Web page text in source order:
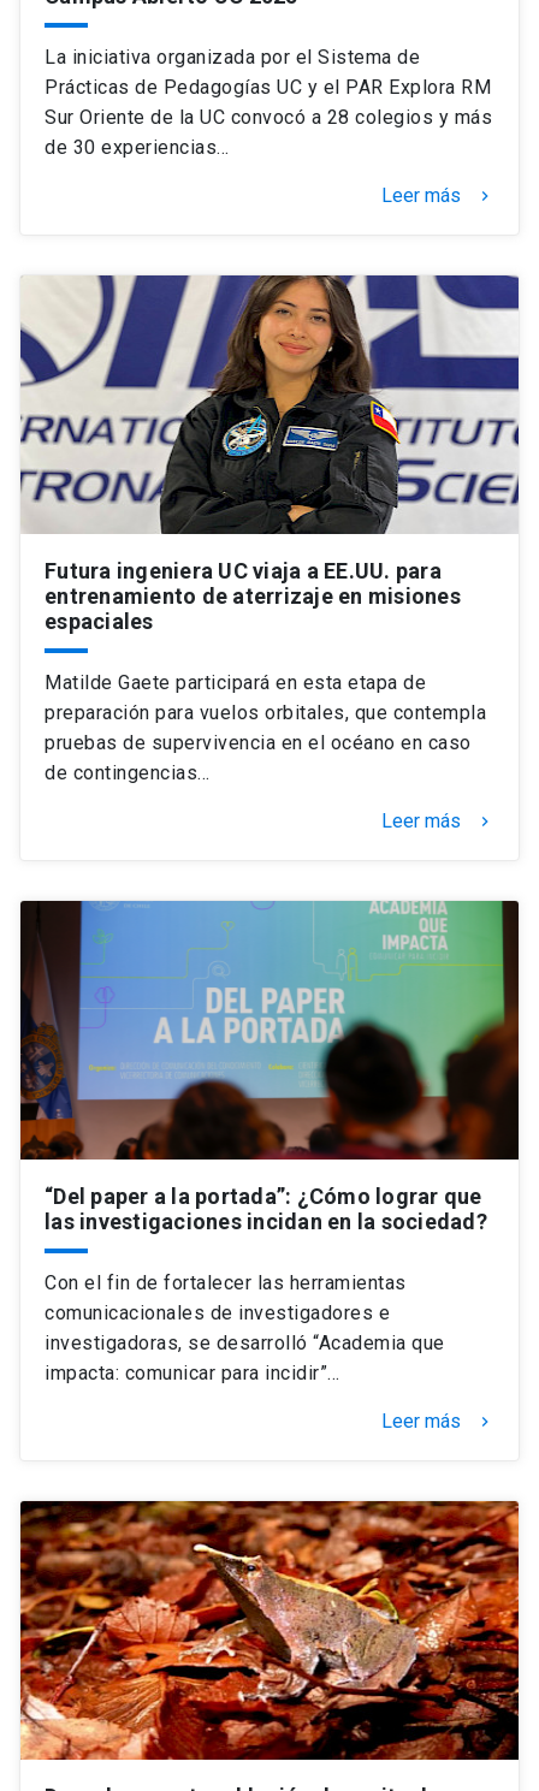
La iniciativa organizada por el Sistema de
Prácticas de Pedagogías UC y el PAR Explora RM
Sur Oriente de la UC convocó a 28 colegios y más
de 30 experiencias…
Leer más keyboard_arrow_right
Futura ingeniera UC viaja a EE.UU. para
entrenamiento de aterrizaje en misiones
espaciales
Matilde Gaete participará en esta etapa de
preparación para vuelos orbitales, que contempla
pruebas de supervivencia en el océano en caso
de contingencias…
Leer más keyboard_arrow_right
“Del paper a la portada”: ¿Cómo lograr que
las investigaciones incidan en la sociedad?
Con el fin de fortalecer las herramientas
comunicacionales de investigadores e
investigadoras, se desarrolló “Academia que
impacta: comunicar para incidir”…
Leer más keyboard_arrow_right